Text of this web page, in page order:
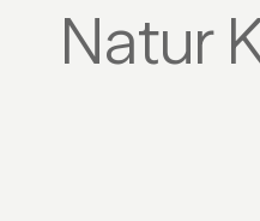
Natur